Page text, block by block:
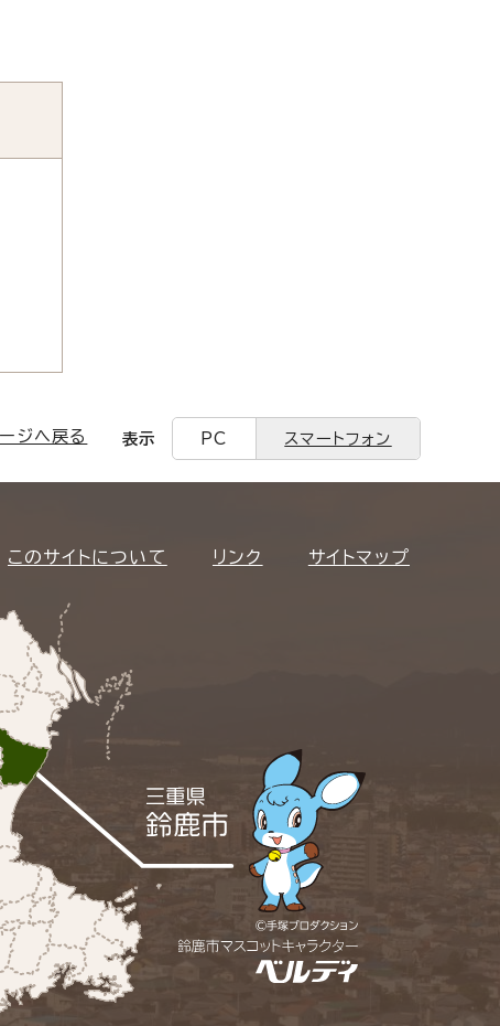
ジへ戻る 表示 PC スマートフォン
このサイトについて リンク サイトマップ